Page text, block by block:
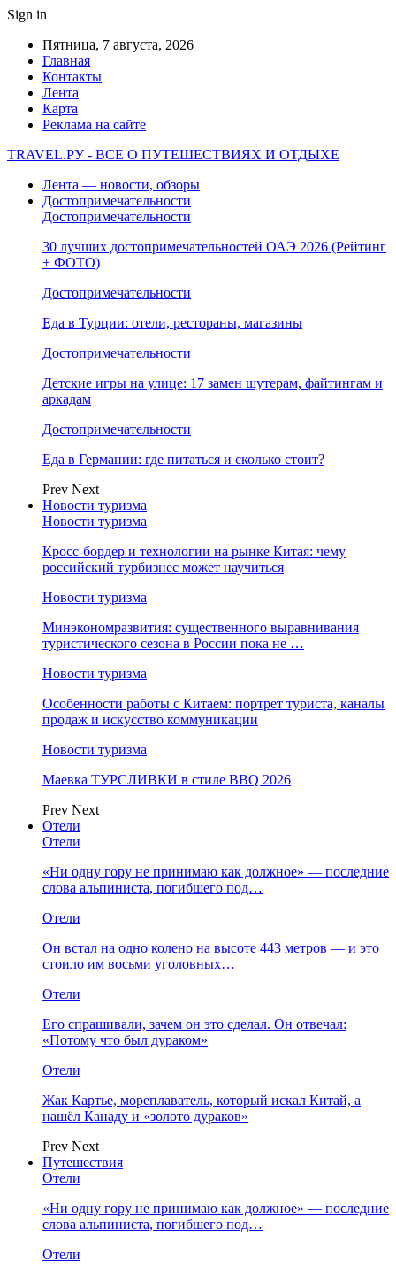
Sign in
Пятница, 7 августа, 2026
Главная
Контакты
Лента
Карта
Реклама на сайте
TRAVEL.РУ - ВСЕ О ПУТЕШЕСТВИЯХ И ОТДЫХЕ
Лента — новости, обзоры
Достопримечательности
Достопримечательности
30 лучших достопримечательностей ОАЭ 2026 (Рейтинг
+ ФОТО)
Достопримечательности
Еда в Турции: отели, рестораны, магазины
Достопримечательности
Детские игры на улице: 17 замен шутерам, файтингам и
аркадам
Достопримечательности
Еда в Германии: где питаться и сколько стоит?
Prev Next
Новости туризма
Новости туризма
Кросс-бордер и технологии на рынке Китая: чему
российский турбизнес может научиться
Новости туризма
Минэкономразвития: существенного выравнивания
туристического сезона в России пока не …
Новости туризма
Особенности работы с Китаем: портрет туриста, каналы
продаж и искусство коммуникации
Новости туризма
Маевка ТУРСЛИВКИ в стиле BBQ 2026
Prev Next
Отели
Отели
«Ни одну гору не принимаю как должное» — последние
слова альпиниста, погибшего под…
Отели
Он встал на одно колено на высоте 443 метров — и это
стоило им восьми уголовных…
Отели
Его спрашивали, зачем он это сделал. Он отвечал:
«Потому что был дураком»
Отели
Жак Картье, мореплаватель, который искал Китай, а
нашёл Канаду и «золото дураков»
Prev Next
Путешествия
Отели
«Ни одну гору не принимаю как должное» — последние
слова альпиниста, погибшего под…
Отели